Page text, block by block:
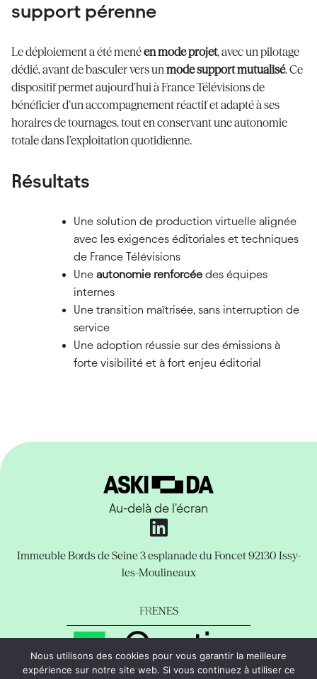
support pérenne
Le déploiement a été menéen mode projet, avec un pilotage
dédié, avant de basculer vers un mode support mutualisé. Ce
dispositif permet aujourd’hui à France Télévisions de
bénéficier d’un accompagnement réactif et adapté à ses
horaires de tournages, tout en conservant une autonomie
totale dans l’exploitation quotidienne.
Résultats
Une solution de production virtuelle alignée
avec les exigences éditoriales et techniques
de France Télévisions
Une autonomie renforcée des équipes
internes
Une transition maîtrisée, sans interruption de
service
Une adoption réussie sur des émissions à
forte visibilité et à fort enjeu éditorial
Au-delà de l'écran
Immeuble Bords de Seine3 esplanade du Foncet92130 Issy-
les-Moulineaux
FRENES
Nous utilisons des cookies pour vous garantir la meilleure
expérience sur notre site web. Si vous continuez à utiliser ce